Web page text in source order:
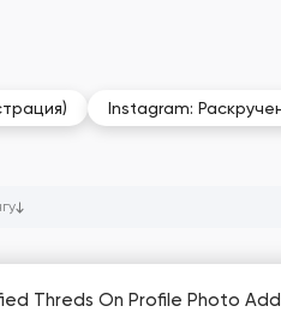
Instagram:
Threds On Profile Photo Add